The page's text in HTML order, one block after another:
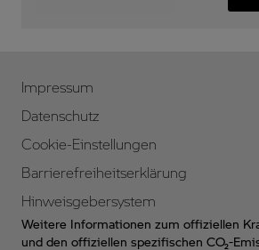
Impressum
Datenschutz
Cookie-Einstellungen
Barrierefreiheitserklärung
Hinweisgebersystem
Weitere Informationen zum offiziellen
und den offiziellen spezifischen CO₂-